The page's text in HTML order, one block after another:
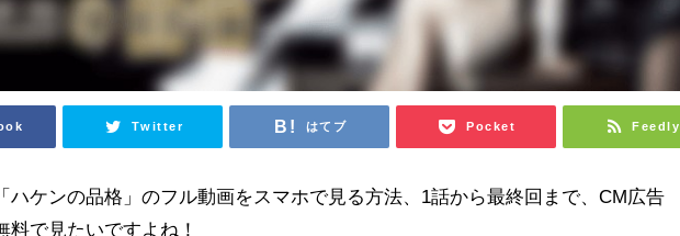
Twitter はてブ Pocket Feedly
ハケンの品格」のフル動画をスマホで見る方法、1話から最終回まで、CM広告
料で見たいですよね！